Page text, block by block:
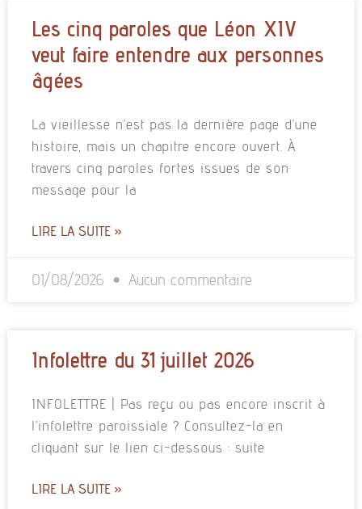
Les cinq paroles que Léon XIV
veut faire entendre aux personnes
âgées
La vieillesse n’est pas la dernière page d’une
histoire, mais un chapitre encore ouvert. À
travers cinq paroles fortes issues de son
message pour la
LIRE LA SUITE »
01/08/2026 Aucun commentaire
Infolettre du 31 juillet 2026
INFOLETTRE | Pas reçu ou pas encore inscrit à
l’infolettre paroissiale ? Consultez-la en
cliquant sur le lien ci-dessous : suite
LIRE LA SUITE »